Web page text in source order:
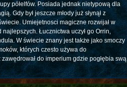
półelfów. Posiada jednak nietypową dla
Gdy był jeszcze młody już słynął z
Umiejetnosci magiczne rozwijał w
Łucznictwa uczył go Orrin,
W świecie znany jest także jako smoczy
których czesto używa do
do imperium gdzie pogłębia swą